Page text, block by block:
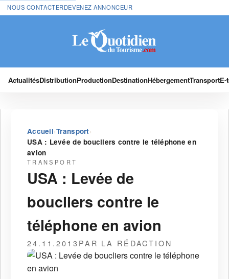
NOUS CONTACTERDEVENEZ ANNONCEUR
ActualitésDistributionProductionDestinationHébergementTransport
Accueil›Transport ›
USA : Levée de boucliers contre le téléphone en
avion
TRANSPORT
USA : Levée de
boucliers contre le
téléphone en avion
24.11.2013PAR LA RÉDACTION